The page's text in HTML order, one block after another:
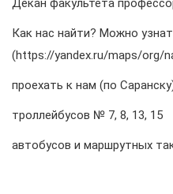
Декан факультета
Как нас найти? Можно
(https://yandex.ru/maps/org/
проехать к нам (по
троллейбусов № 7, 8, 13, 15
автобусов и маршрутных